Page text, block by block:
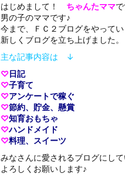
はじめまして！ ちゃんたママ
男の子のママです♪
今まで、ＦＣ２ブログをやってい
新しくブログを立ち上げました。
主な記事内容は ↓
♡日記
♡子育て
♡アンケートで稼ぐ
♡節約、貯金、懸賞
♡知育おもちゃ
♡ハンドメイド
♡料理、スイーツ
みなさんに愛されるブログにし
よろしくお願いします♪